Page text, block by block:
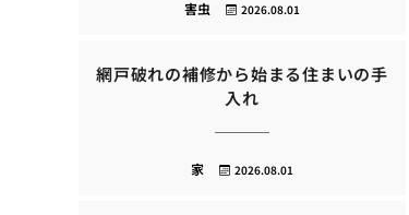
2026.08.01
害虫
網戸破れの補修から始まる住まいの手
入れ
2026.08.01
家